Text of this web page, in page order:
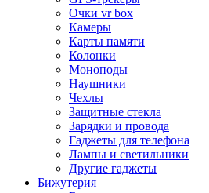
Очки vr box
Камеры
Карты памяти
Колонки
Моноподы
Наушники
Чехлы
Защитные стекла
Зарядки и провода
Гаджеты для телефона
Лампы и светильники
Другие гаджеты
Бижутерия